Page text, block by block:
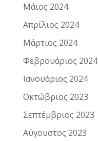
Μάιος 2024
Απρίλιος 2024
Μάρτιος 2024
Φεβρουάριος 2024
Ιανουάριος 2024
Οκτώβριος 2023
Σεπτέμβριος 2023
Αύγουστος 2023